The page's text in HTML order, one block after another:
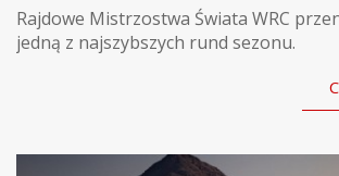
Rajdowe Mistrzostwa Świata WRC
jedną z najszybszych rund sezonu.